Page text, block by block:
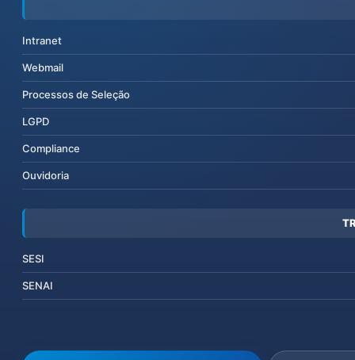
Intranet
Webmail
Processos de Seleção
LGPD
Compliance
Ouvidoria
SESI
SENAI